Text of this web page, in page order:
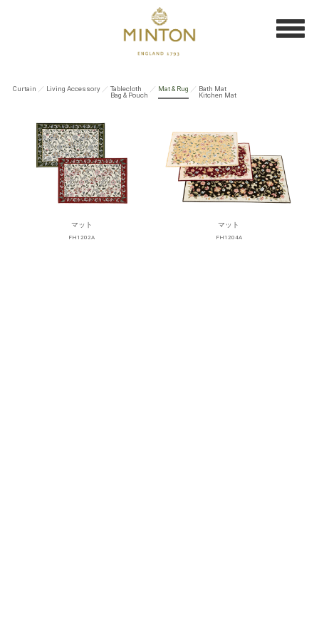
Curtain ／ Living Accessory ／ Tablecloth
Bag & Pouch
／ Mat & Rug ／ Bath Mat
Kitchen Mat
マット
FH1202A
マット
FH1204A